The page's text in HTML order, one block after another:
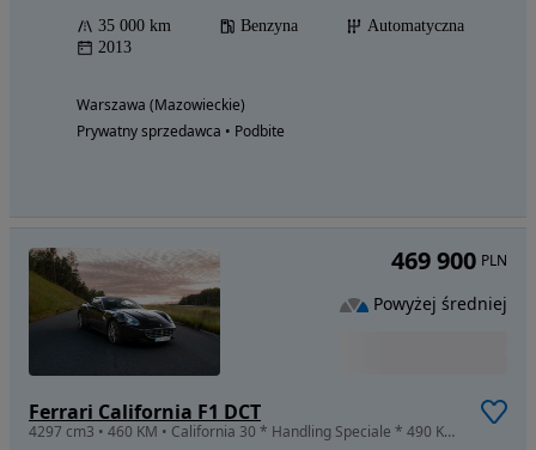
35 000 km Benzyna
Automatyczna
2013
Warszawa (Mazowieckie)
Prywatny sprzedawca • Podbite
Ferrari California F1 DCT
4297 cm3 • 460 KM • California 30 * Handling Speciale * 490 KM * Stan idealny *23 tyś km
469 900 PLN
Powyżej średniej